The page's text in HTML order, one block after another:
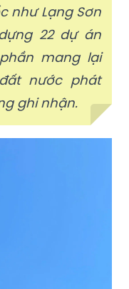
như Lạng Sơn
22 dự án
mang lại
nước phát
ghi nhận.